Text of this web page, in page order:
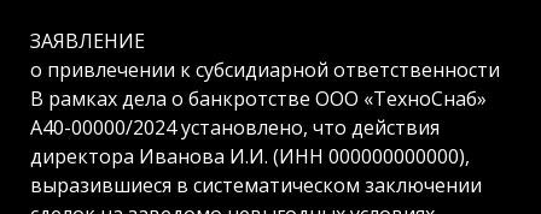
ЗАЯВЛЕНИЕ
о привлечении к субсидиарной ответственности
В рамках дела о банкротстве ООО «ТехноСнаб»
А40-00000/2024 установлено, что действия
директора Иванова И.И. (ИНН 000000000000),
выразившиеся в систематическом заключении